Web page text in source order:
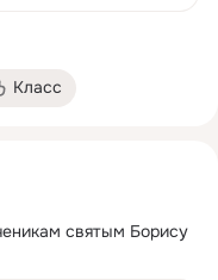
Класс
святым Борису